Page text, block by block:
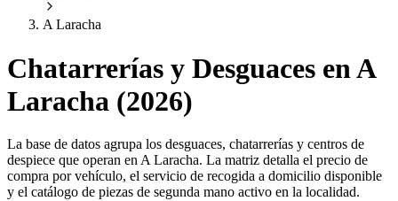
A Laracha
Chatarrerías y Desguaces en A
Laracha (2026)
La base de datos agrupa los desguaces, chatarrerías y centros de
despiece que operan en A Laracha. La matriz detalla el precio de
compra por vehículo, el servicio de recogida a domicilio disponible
y el catálogo de piezas de segunda mano activo en la localidad.